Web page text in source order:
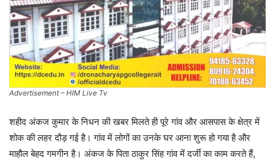
Advertisement – HIM Live Tv
शहीद अंकज कुमार के निधन की खबर मिलते ही पूरे गांव और आसपास के क्षेत्र में
शोक की लहर दौड़ गई है। गांव में लोगों का उनके घर आना शुरू हो गया है और
माहौल बेहद गमगीन है। अंकज के पिता ठाकुर सिंह गांव में दर्जी का काम करते हैं,